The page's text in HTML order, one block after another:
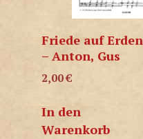
Friede auf Erden
– Anton, Gus
2,00€
In den
Warenkorb